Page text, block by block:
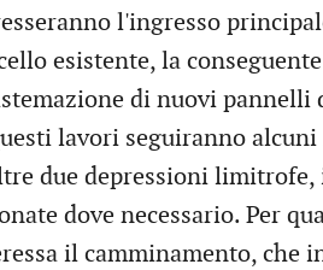
l'ingresso
esistente, la
di nuovi
lavori seguiranno
due depressioni
dove necessario. Per
il camminamento, che